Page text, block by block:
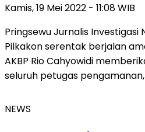
Kamis, 19 Mei 2022 - 11:08 WIB
Pringsewu Jurnalis Investigasi
Pilkakon serentak berjalan
AKBP Rio Cahyowidi
seluruh petugas
NEWS